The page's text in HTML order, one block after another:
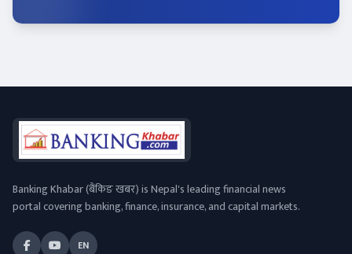
Banking Khabar (बैंकिङ खबर) is Nepal's leading financial news
portal covering banking, finance, insurance, and capital markets.
EN